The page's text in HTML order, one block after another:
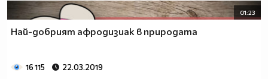
01:23
Най-добрият афродизиак в природата
16 115 22.03.2019